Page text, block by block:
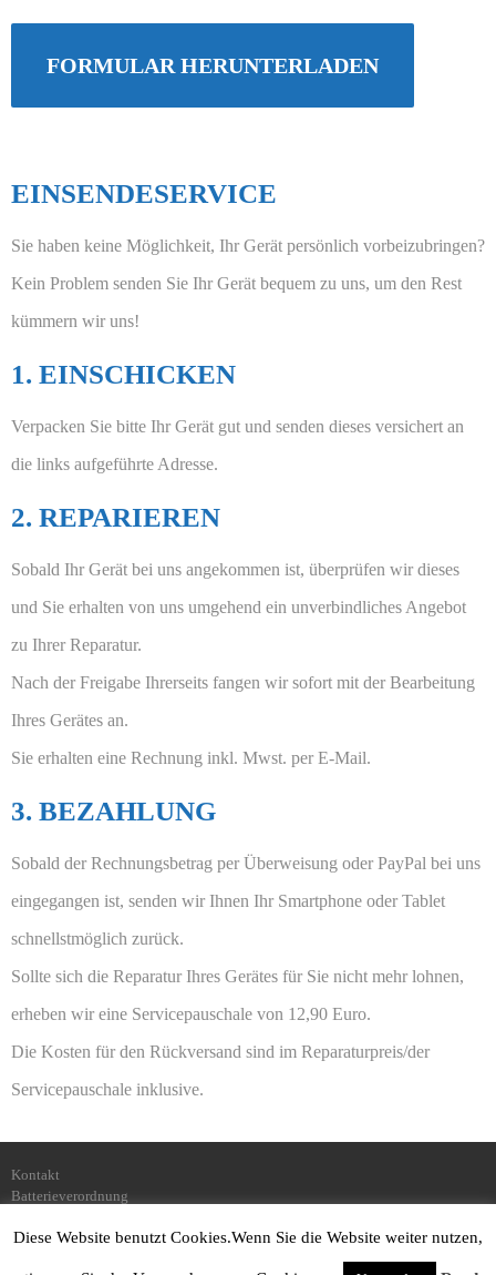
FORMULAR HERUNTERLADEN
EINSENDESERVICE
Sie haben keine Möglichkeit, Ihr Gerät persönlich vorbeizubringen?
Kein Problem senden Sie Ihr Gerät bequem zu uns, um den Rest
kümmern wir uns!
1. EINSCHICKEN
Verpacken Sie bitte Ihr Gerät gut und senden dieses versichert an
die links aufgeführte Adresse.
2. REPARIEREN
Sobald Ihr Gerät bei uns angekommen ist, überprüfen wir dieses
und Sie erhalten von uns umgehend ein unverbindliches Angebot
zu Ihrer Reparatur.
Nach der Freigabe Ihrerseits fangen wir sofort mit der Bearbeitung
Ihres Gerätes an.
Sie erhalten eine Rechnung inkl. Mwst. per E-Mail.
3. BEZAHLUNG
Sobald der Rechnungsbetrag per Überweisung oder PayPal bei uns
eingegangen ist, senden wir Ihnen Ihr Smartphone oder Tablet
schnellstmöglich zurück.
Sollte sich die Reparatur Ihres Gerätes für Sie nicht mehr lohnen,
erheben wir eine Servicepauschale von 12,90 Euro.
Die Kosten für den Rückversand sind im Reparaturpreis/der
Servicepauschale inklusive.
Kontakt
Batterieverordnung
Impressum
Diese Website benutzt Cookies.Wenn Sie die Website weiter nutzen,